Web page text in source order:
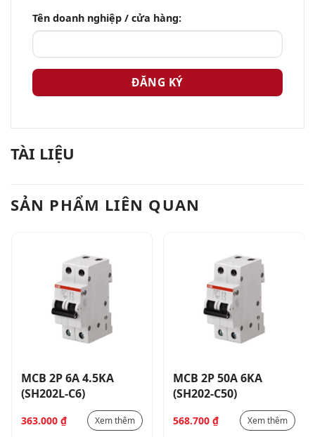
Tên doanh nghiệp / cửa hàng:
TÀI LIỆU
SẢN PHẨM LIÊN QUAN
MCB 2P 6A 4.5KA
(SH202L-C6)
363.000 ₫ Xem thêm
MCB 2P 50A 6KA
(SH202-C50)
568.700 ₫ Xem thêm